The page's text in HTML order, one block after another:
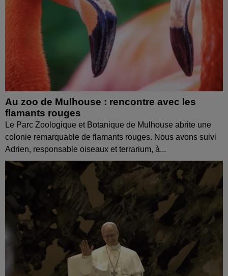
Au zoo de Mulhouse : rencontre avec les
flamants rouges
Le Parc Zoologique et Botanique de Mulhouse abrite une
colonie remarquable de flamants rouges. Nous avons suivi
Adrien, responsable oiseaux et terrarium, à...